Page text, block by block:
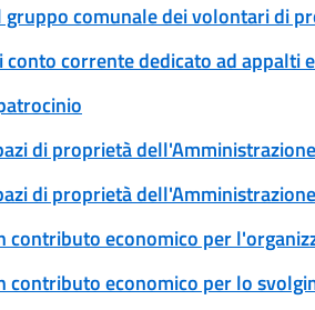
gruppo comunale dei volontari di
conto corrente dedicato ad appalti
di proprietà
di proprietà
contributo economico per
contributo economico per lo